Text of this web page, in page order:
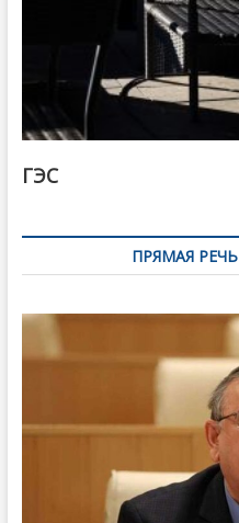
ГЭС
ПРЯМАЯ РЕЧЬ